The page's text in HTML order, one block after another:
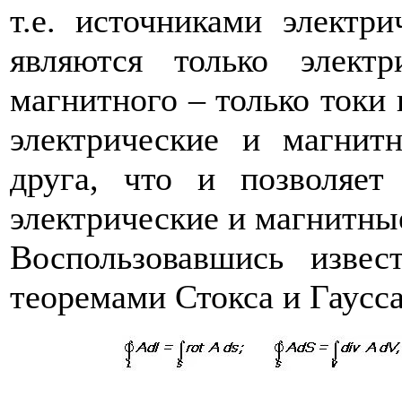
т.е. источниками
являются только
магнитного – только
электрические и
друга, что и позволяет
электрические и
Воспользовавшись
теоремами Стокса и